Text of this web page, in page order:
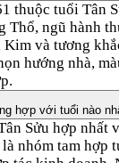
thuộc tuổi Tân
Thổ, ngũ hành
và tương
hướng nhà,
hợp với tuổi nào
Sửu hợp nhất
nhóm tam hợp